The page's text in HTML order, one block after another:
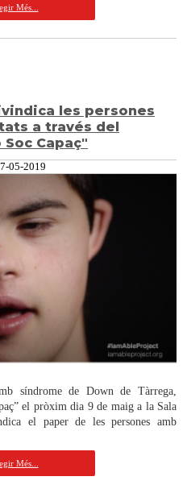
Més...
les persones
a través del
Capaç"
05-2019
síndrome de Down de Tàrrega,
el pròxim dia 9 de maig a la Sala
el paper de les persones amb
Més...